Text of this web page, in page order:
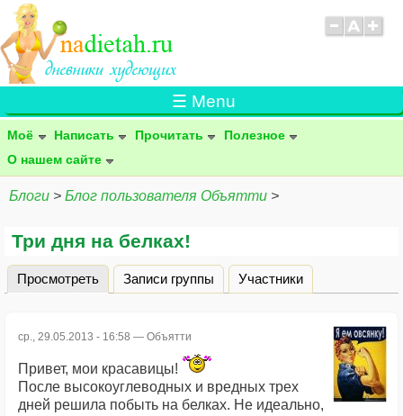
☰ Menu
Моё Написать Прочитать
Полезное
О нашем сайте
Блоги > Блог пользователя Объятти >
Три дня на белках!
Главные вкладки
Просмотреть (активная вкладка)
Записи группы Участники
ср., 29.05.2013 - 16:58 — Объятти
Привет, мои красавицы!
После высокоуглеводных и вредных трех
дней решила побыть на белках. Не идеально,